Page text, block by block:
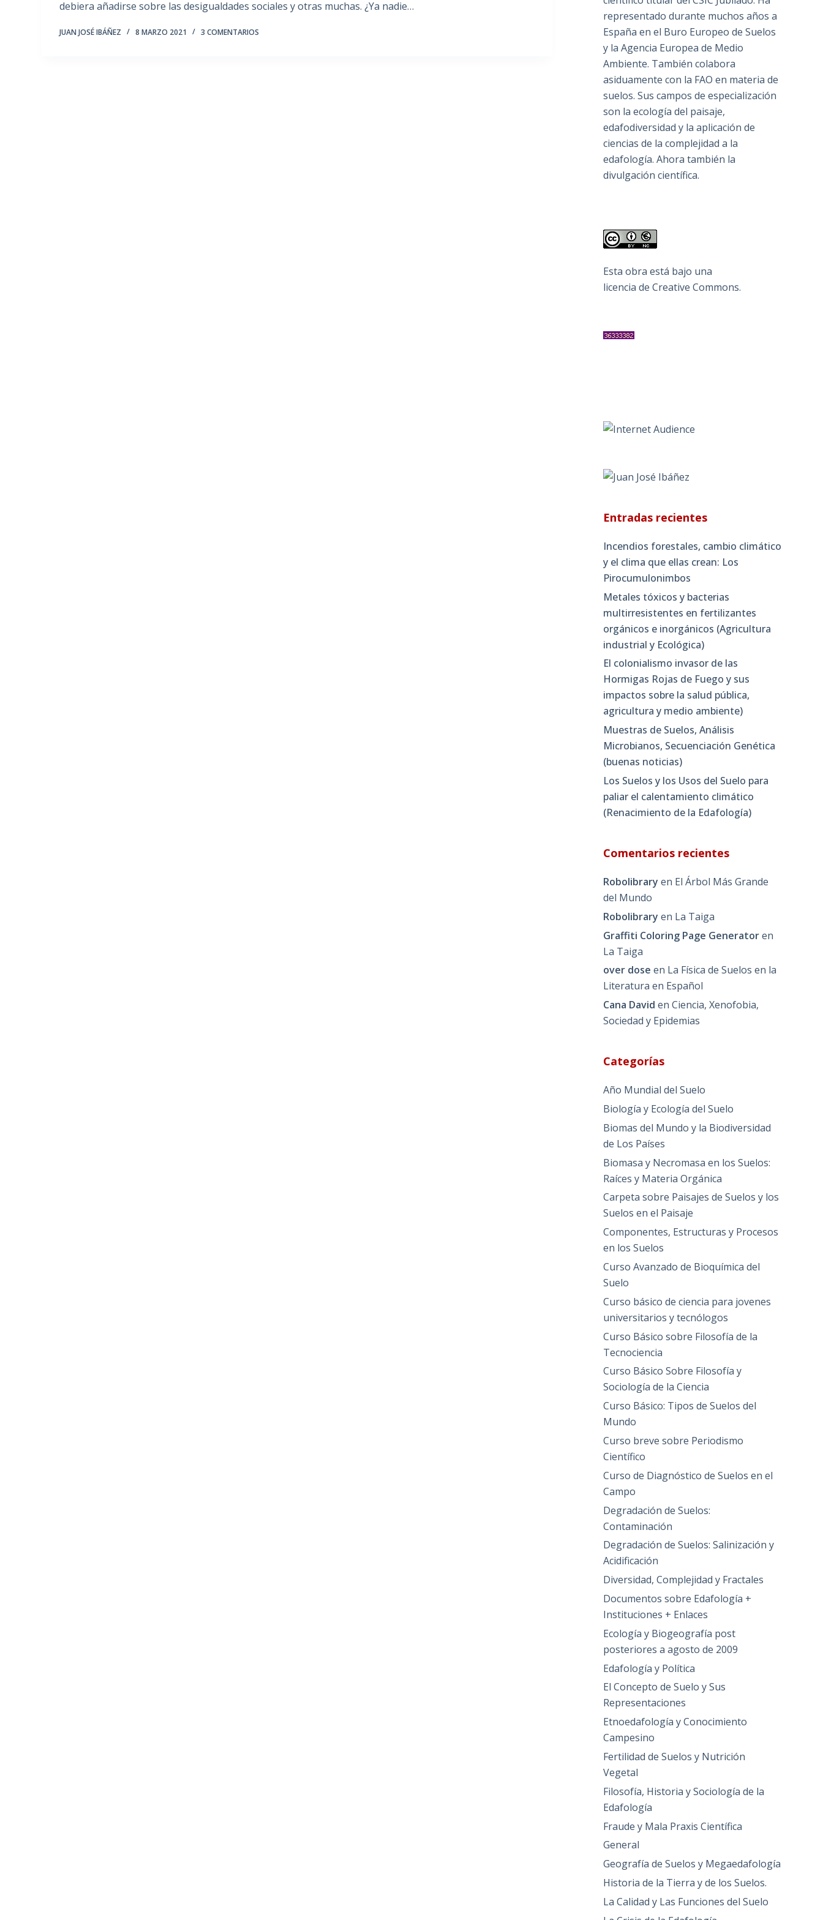
debiera añadirse sobre las desigualdades sociales y otras muchas. ¿Ya nadie…
JUAN JOSÉ IBÁÑEZ 8 MARZO 2021 3 COMENTARIOS
representado durante muchos años a
España en el Buro Europeo de Suelos
y la Agencia Europea de Medio
Ambiente. También colabora
asiduamente con la FAO en materia de
suelos. Sus campos de especialización
son la ecología del paisaje,
edafodiversidad y la aplicación de
ciencias de la complejidad a la
edafología. Ahora también la
divulgación científica.
Esta obra está bajo una
licencia de Creative Commons.
Entradas recientes
Incendios forestales, cambio climático
y el clima que ellas crean: Los
Pirocumulonimbos
Metales tóxicos y bacterias
multirresistentes en fertilizantes
orgánicos e inorgánicos (Agricultura
industrial y Ecológica)
El colonialismo invasor de las
Hormigas Rojas de Fuego y sus
impactos sobre la salud pública,
agricultura y medio ambiente)
Muestras de Suelos, Análisis
Microbianos, Secuenciación Genética
(buenas noticias)
Los Suelos y los Usos del Suelo para
paliar el calentamiento climático
(Renacimiento de la Edafología)
Comentarios recientes
Robolibrary en El Árbol Más Grande
del Mundo
Robolibrary en La Taiga
Graffiti Coloring Page Generatoren
La Taiga
over dose en La Física de Suelos en la
Literatura en Español
Cana David enCiencia, Xenofobia,
Sociedad y Epidemias
Categorías
Año Mundial del Suelo
Biología y Ecología del Suelo
Biomas del Mundo y la Biodiversidad
de Los Países
Biomasa y Necromasa en los Suelos:
Raíces y Materia Orgánica
Carpeta sobre Paisajes de Suelos y los
Suelos en el Paisaje
Componentes, Estructuras y Procesos
en los Suelos
Curso Avanzado de Bioquímica del
Suelo
Curso básico de ciencia para jovenes
universitarios y tecnólogos
Curso Básico sobre Filosofía de la
Tecnociencia
Curso Básico Sobre Filosofía y
Sociología de la Ciencia
Curso Básico: Tipos de Suelos del
Mundo
Curso breve sobre Periodismo
Científico
Curso de Diagnóstico de Suelos en el
Campo
Degradación de Suelos:
Contaminación
Degradación de Suelos: Salinización y
Acidificación
Diversidad, Complejidad y Fractales
Documentos sobre Edafología +
Instituciones + Enlaces
Ecología y Biogeografía post
posteriores a agosto de 2009
Edafología y Política
El Concepto de Suelo y Sus
Representaciones
Etnoedafología y Conocimiento
Campesino
Fertilidad de Suelos y Nutrición
Vegetal
Filosofía, Historia y Sociología de la
Edafología
Fraude y Mala Praxis Científica
General
Geografía de Suelos y Megaedafología
Historia de la Tierra y de los Suelos.
La Calidad y Las Funciones del Suelo